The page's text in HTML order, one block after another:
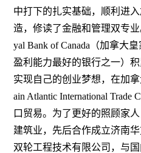
中打下的扎实基础，顺利进
造，修读了金融和管理双专
yal Bank of Canada（加拿大
盈利能力最好的银行之一）
实现自己的创业梦想，在加
ain Atlantic International
口贸易。为了更好的照顾家
建筑业，先后合作成立济南
双轮工程技术有限公司，与